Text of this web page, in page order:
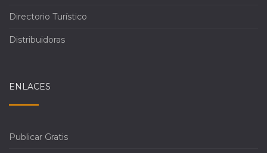
Directorio Turístico
Distribuidoras
ENLACES
Publicar Gratis